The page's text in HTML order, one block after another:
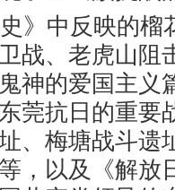
》中反映的榴
战、老虎山阻
神的爱国主义
莞抗日的重要
、梅塘战斗遗
，以及《解放